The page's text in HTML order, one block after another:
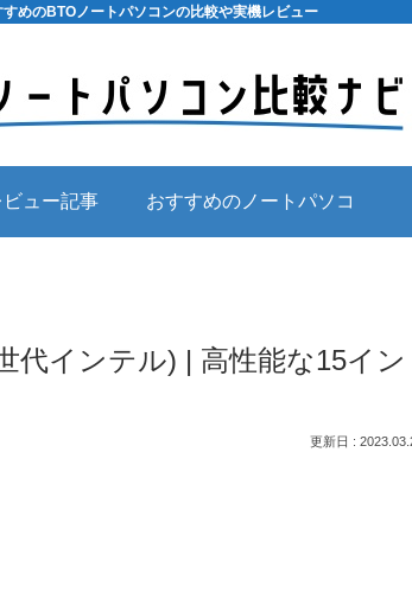
すめのBTOノートパソコンの比較や実機レビュー
ビュー記事 おすすめのノートパソコ
代インテル) | 高性能な15イン